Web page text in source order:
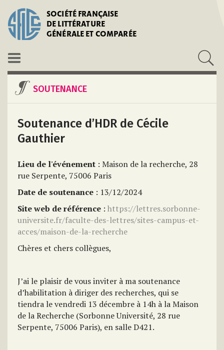
SOCIÉTÉ FRANÇAISE
DE LITTÉRATURE
GÉNÉRALE ET COMPARÉE
SOUTENANCE
Soutenance d’HDR de Cécile
Gauthier
Lieu de l'événement : Maison de la recherche, 28
rue Serpente, 75006 Paris
Date de soutenance : 13/12/2024
Site web de référence : https://lettres.sorbonne-
universite.fr/faculte-des-lettres/sites-campus-et-
acces/maison-de-la-recherche
Chères et chers collègues,
J’ai le plaisir de vous inviter à ma soutenance
d’habilitation à diriger des recherches, qui se
tiendra le vendredi 13 décembre à 14h à la Maison
de la Recherche (Sorbonne Université, 28 rue
Serpente, 75006 Paris), en salle D421.